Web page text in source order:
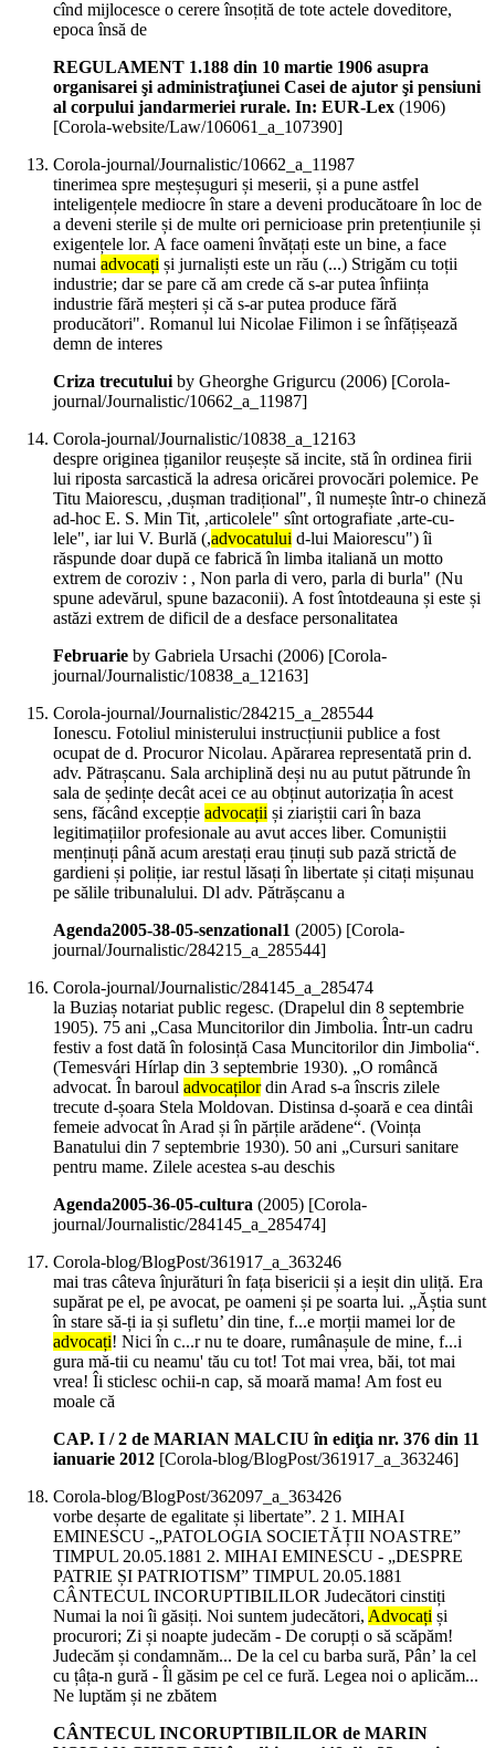
cînd mijlocesce o cerere însoțită de tote actele doveditore,
epoca însă de
REGULAMENT 1.188 din 10 martie 1906 asupra
organisarei şi administraţiunei Casei de ajutor şi pensiuni
al corpului jandarmeriei rurale. In: EUR-Lex (1906)
[Corola-website/Law/106061_a_107390]
Corola-journal/Journalistic/10662_a_11987
tinerimea spre meșteșuguri și meserii, și a pune astfel
inteligențele mediocre în stare a deveni producătoare în loc de
a deveni sterile și de multe ori pernicioase prin pretențiunile și
exigențele lor. A face oameni învățați este un bine, a face
numai advocați și jurnaliști este un rău (...) Strigăm cu toții
industrie; dar se pare că am crede că s-ar putea înființa
industrie fără meșteri și că s-ar putea produce fără
producători". Romanul lui Nicolae Filimon i se înfățișează
demn de interes
Criza trecutuluiby Gheorghe Grigurcu (2006) [Corola-
journal/Journalistic/10662_a_11987]
Corola-journal/Journalistic/10838_a_12163
despre originea țiganilor reușește să incite, stă în ordinea firii
lui riposta sarcastică la adresa oricărei provocări polemice. Pe
Titu Maiorescu, ,dușman tradițional", îl numește într-o chineză
ad-hoc E. S. Min Tit, ,articolele" sînt ortografiate ,arte-cu-
lele", iar lui V. Burlă (,advocatului d-lui Maiorescu") îi
răspunde doar după ce fabrică în limba italiană un motto
extrem de coroziv : , Non parla di vero, parla di burla" (Nu
spune adevărul, spune bazaconii). A fost întotdeauna și este și
astăzi extrem de dificil de a desface personalitatea
Februarie by Gabriela Ursachi (2006) [Corola-
journal/Journalistic/10838_a_12163]
Corola-journal/Journalistic/284215_a_285544
Ionescu. Fotoliul ministerului instrucțiunii publice a fost
ocupat de d. Procuror Nicolau. Apărarea representată prin d.
adv. Pătrașcanu. Sala archiplină deși nu au putut pătrunde în
sala de ședințe decât acei ce au obținut autorizația în acest
sens, făcând excepție advocații și ziariștii cari în baza
legitimațiilor profesionale au avut acces liber. Comuniștii
menținuți până acum arestați erau ținuți sub pază strictă de
gardieni și poliție, iar restul lăsați în libertate și citați mișunau
pe sălile tribunalului. Dl adv. Pătrășcanu a
Agenda2005-38-05-senzational1 (2005) [Corola-
journal/Journalistic/284215_a_285544]
Corola-journal/Journalistic/284145_a_285474
la Buziaș notariat public regesc. (Drapelul din 8 septembrie
1905). 75 ani „Casa Muncitorilor din Jimbolia. Într-un cadru
festiv a fost dată în folosință Casa Muncitorilor din Jimbolia“.
(Temesvári Hírlap din 3 septembrie 1930). „O româncă
advocat. În baroul advocațilordin Arad s-a înscris zilele
trecute d-șoara Stela Moldovan. Distinsa d-șoară e cea dintâi
femeie advocat în Arad și în părțile arădene“. (Voința
Banatului din 7 septembrie 1930). 50 ani „Cursuri sanitare
pentru mame. Zilele acestea s-au deschis
Agenda2005-36-05-cultura (2005) [Corola-
journal/Journalistic/284145_a_285474]
Corola-blog/BlogPost/361917_a_363246
mai tras câteva înjurături în fața bisericii și a ieșit din uliță. Era
supărat pe el, pe avocat, pe oameni și pe soarta lui. „Ăștia sunt
în stare să-ți ia și sufletu’ din tine, f...e morții mamei lor de
advocați! Nici în c...r nu te doare, rumânașule de mine, f...i
gura mă-tii cu neamu' tău cu tot! Tot mai vrea, băi, tot mai
vrea! Îi sticlesc ochii-n cap, să moară mama! Am fost eu
moale că
CAP. I / 2 de MARIAN MALCIU în ediţia nr. 376 din 11
ianuarie 2012 [Corola-blog/BlogPost/361917_a_363246]
Corola-blog/BlogPost/362097_a_363426
vorbe deșarte de egalitate și libertate”. 2 1. MIHAI
EMINESCU -„PATOLOGIA SOCIETĂȚII NOASTRE”
TIMPUL 20.05.1881 2. MIHAI EMINESCU - „DESPRE
PATRIE ȘI PATRIOTISM” TIMPUL 20.05.1881
CÂNTECUL INCORUPTIBILILOR Judecători cinstiți
Numai la noi îi găsiți. Noi suntem judecători, Advocați și
procurori; Zi și noapte judecăm - De corupți o să scăpăm!
Judecăm și condamnăm... De la cel cu barba sură, Pân’ la cel
cu țâța-n gură - Îl găsim pe cel ce fură. Legea noi o aplicăm...
Ne luptăm și ne zbătem
CÂNTECUL INCORUPTIBILILOR de MARIN